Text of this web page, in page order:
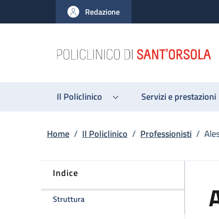
al contenuto principale
to footer content
Redazione
Il Policlinico Servizi e prestazioni
Briciole di pane
Home / Il Policlinico / Professionisti /
Indice
Strutturadella pagina Alessandra Bernardi